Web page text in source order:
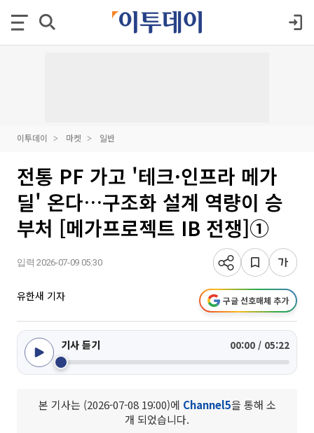
이투데이 마켓 일반
전통 PF 가고 '테크·인프라 메가
딜' 온다…구조화 설계 역량이 승
부처 [메가프로젝트 IB 전쟁]①
입력 2026-07-09 05:30
유한새 기자 구글 선호매체 추가
기사 듣기 00:00 / 05:22
본 기사는 (2026-07-08 19:00)에 Channel5을 통해 소
개 되었습니다.